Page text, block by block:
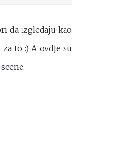
da izgledaju kao
to :) A ovdje su